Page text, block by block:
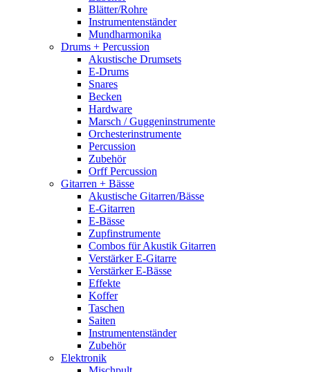
Blätter/Rohre
Instrumentenständer
Mundharmonika
Drums + Percussion
Akustische Drumsets
E-Drums
Snares
Becken
Hardware
Marsch / Guggeninstrumente
Orchesterinstrumente
Percussion
Zubehör
Orff Percussion
Gitarren + Bässe
Akustische Gitarren/Bässe
E-Gitarren
E-Bässe
Zupfinstrumente
Combos für Akustik Gitarren
Verstärker E-Gitarre
Verstärker E-Bässe
Effekte
Koffer
Taschen
Saiten
Instrumentenständer
Zubehör
Elektronik